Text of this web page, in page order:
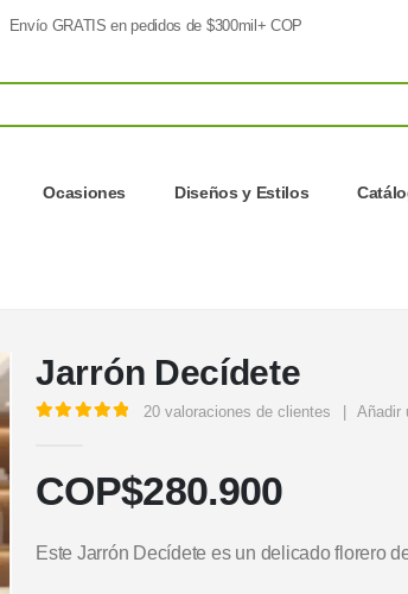
Envío GRATIS en pedidos de $300mil+ COP
Ocasiones Diseños y Estilos
Jarrón Decídete
20 valoraciones de clientes Añadir
COP$280.900
Este Jarrón Decídete es un delicado florero